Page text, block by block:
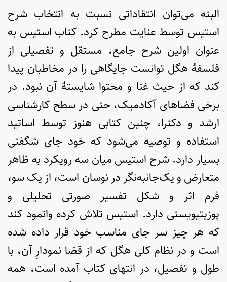
البته می‌توان انتقاداتی نسبت به انتخاب شرح
استیس توسط عنایت مطرح کرد. کتاب استیس به
عنوان اولین شرح جامع، مستقل و تفصیلی از
فلسفۀ هگل توانست جایگاهی را در مخاطبان پیدا
کند که از حیث غنا و محتوا شایستۀ آن نبود. در
برخی فضاهای آکادمیک، حتی در سطح کارشناسی
ارشد و دکترا، چنین کتابی هنوز توسط اساتید
استفاده و توصیه می‌شود که خود جای شگفتی
بسیار دارد. شرح استیس میان سه رویکرد به ظاهر
متعارض و یک‌جانبه‌نگر در نوسان است، از یک سو،
فرم اثر و شکل تفسیر صورتی تحلیلی و
پوزیتیویستی دارد. استیس تلاش کرده وانمود کند
که هر چیز سر جای مناسب خود قرار داده شده
است و در نظام کلی هگل که از قضا نمودارِ آن، با
طول و تفصیل، در انتهای کتاب آمده است، همه